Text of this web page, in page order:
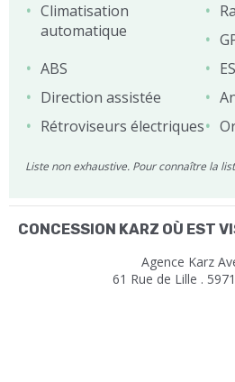
Climatisation
automatique
ABS
Direction assistée
Rétroviseurs électriques
Liste non exhaustive. Pour connaître la
CONCESSION KARZ OÙ EST
Agence Karz
61 Rue de Lille .